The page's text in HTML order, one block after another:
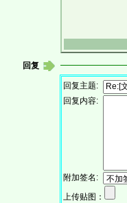
回复
回复主题:
回复内容:
附加签名:
上传贴图：